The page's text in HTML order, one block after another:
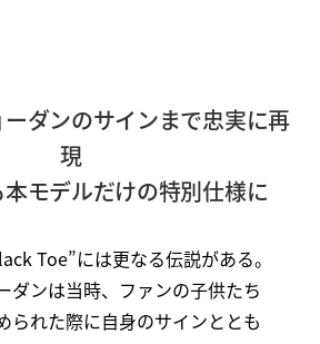
ダンのサインまで忠実に再
現
モデルだけの特別仕様に
Toe”には更なる伝説がある。
ダンは当時、ファンの子供たち
られた際に自身のサインととも